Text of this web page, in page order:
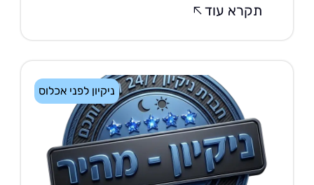
תקרא עוד
ניקיון לפני אכלוס